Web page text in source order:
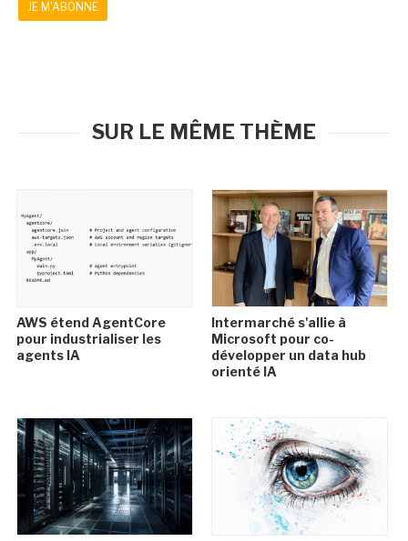
JE M'ABONNE
SUR LE MÊME THÈME
AWS étend AgentCore
pour industrialiser les
agents IA
Intermarché s'allie à
Microsoft pour co-
développer un data hub
orienté IA